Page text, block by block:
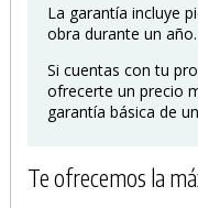
La garantía incluye
obra durante un año.
Si cuentas con tu
ofrecerte un precio
garantía básica de
Te ofrecemos la